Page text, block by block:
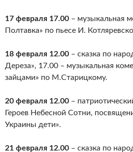
17 февраля 17.00 – музыкальная
Полтавка» по пьесе И.
18 февраля 12.00 – сказка по
Дереза», 17.00 – музыкальная
зайцами» по М.Старицкому.
20 февраля 12.00 –
Героев Небесной Сотни,
Украины дети».
21 февраля 12.00 – сказка по